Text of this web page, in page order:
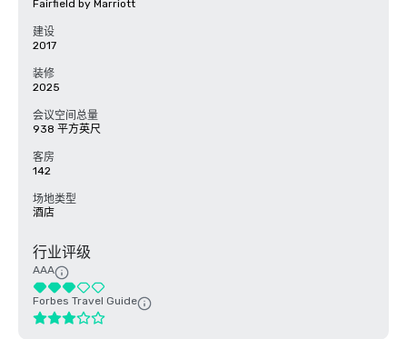
Fairfield by Marriott
建设
2017
装修
2025
会议空间总量
938 平方英尺
客房
142
场地类型
酒店
行业评级
AAA
Forbes Travel Guide